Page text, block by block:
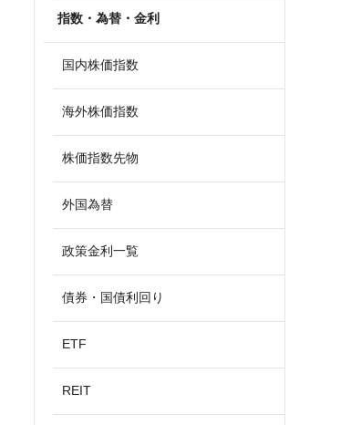
指数・為替・金利
国内株価指数
海外株価指数
株価指数先物
外国為替
政策金利一覧
債券・国債利回り
ETF
REIT